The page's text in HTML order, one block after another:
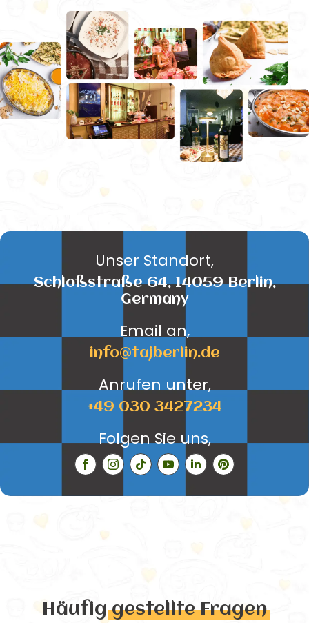
Unser Standort,
Schloßstraße 64, 14059 Berlin,
Germany
Email an,
info@tajberlin.de
Anrufen unter,
+49 030 3427234
Folgen Sie uns,
Häufiggestellte Fragen